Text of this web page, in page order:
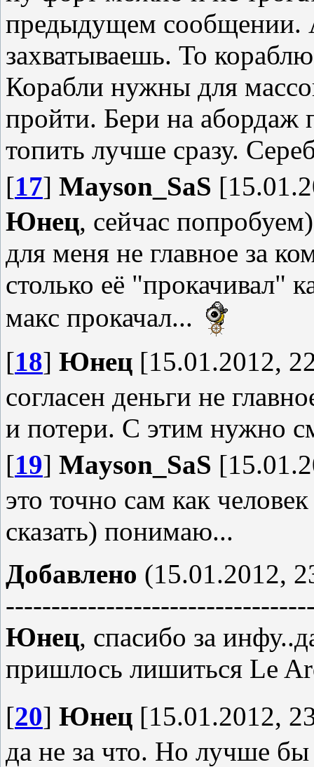
предыдущем сообщении.
захватываешь. То
Корабли нужны для
пройти. Бери на абордаж
топить лучше сразу.
[17] Mayson_SaS
Юнец, сейчас
для меня не главное за
столько её "прокачивал"
макс прокачал...
[18] Юнец [15.01.2012,
согласен деньги не
и потери. С этим нужно
[19] Mayson_SaS
это точно сам как
сказать) понимаю...
Добавлено (15.01.2012,
Юнец, спасибо за
пришлось лишиться Le
[20] Юнец [15.01.2012,
да не за что. Но лучше